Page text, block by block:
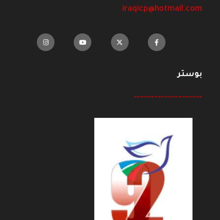
iraqicp@hotmail.com
بوستر
--------------------